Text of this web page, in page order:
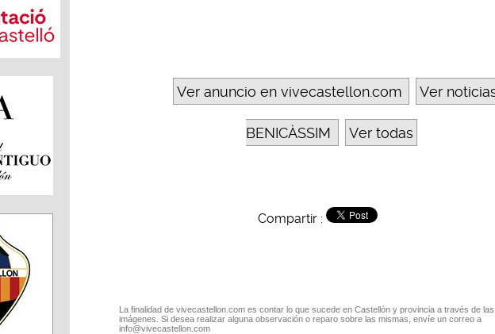
Ver anuncio en vivecastellon.com Ver
BENICÀSSIM Ver todas
Compartir :
La finalidad de vivecastellon.com es contar lo que sucede en Castellón y provincia a través de las
imágenes. Si desea realizar alguna observación o reparo sobre las mismas, envíe un correo a
info@vivecastellon.com